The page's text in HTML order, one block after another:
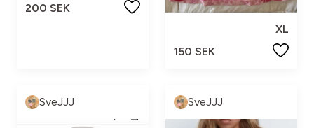
200 SEK
XL
150 SEK
SveJJJ SveJJJ